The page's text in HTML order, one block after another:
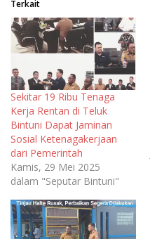
Terkait
Sekitar 19 Ribu Tenaga
Kerja Rentan di Teluk
Bintuni Dapat Jaminan
Sosial Ketenagakerjaan
dari Pemerintah
Kamis, 29 Mei 2025
dalam "Seputar Bintuni"